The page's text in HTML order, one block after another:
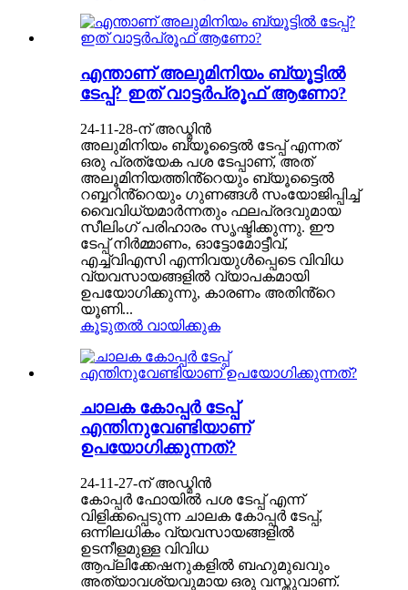
എന്താണ് അലുമിനിയം ബ്യൂട്ടിൽ
ടേപ്പ്? ഇത് വാട്ടർപ്രൂഫ് ആണോ?
24-11-28-ന് അഡ്മിൻ
അലുമിനിയം ബ്യൂട്ടൈൽ ടേപ്പ് എന്നത്
ഒരു പ്രത്യേക പശ ടേപ്പാണ്, അത്
അലൂമിനിയത്തിൻ്റെയും ബ്യൂട്ടൈൽ
റബ്ബറിൻ്റെയും ഗുണങ്ങൾ സംയോജിപ്പിച്ച്
വൈവിധ്യമാർന്നതും ഫലപ്രദവുമായ
സീലിംഗ് പരിഹാരം സൃഷ്ടിക്കുന്നു. ഈ
ടേപ്പ് നിർമ്മാണം, ഓട്ടോമോട്ടീവ്,
എച്ച്‌വിഎസി എന്നിവയുൾപ്പെടെ വിവിധ
വ്യവസായങ്ങളിൽ വ്യാപകമായി
ഉപയോഗിക്കുന്നു, കാരണം അതിൻ്റെ
യൂണി...
കൂടുതൽ വായിക്കുക
ചാലക കോപ്പർ ടേപ്പ്
എന്തിനുവേണ്ടിയാണ്
ഉപയോഗിക്കുന്നത്?
24-11-27-ന് അഡ്മിൻ
കോപ്പർ ഫോയിൽ പശ ടേപ്പ് എന്ന്
വിളിക്കപ്പെടുന്ന ചാലക കോപ്പർ ടേപ്പ്,
ഒന്നിലധികം വ്യവസായങ്ങളിൽ
ഉടനീളമുള്ള വിവിധ
ആപ്ലിക്കേഷനുകളിൽ ബഹുമുഖവും
അത്യാവശ്യവുമായ ഒരു വസ്തുവാണ്.